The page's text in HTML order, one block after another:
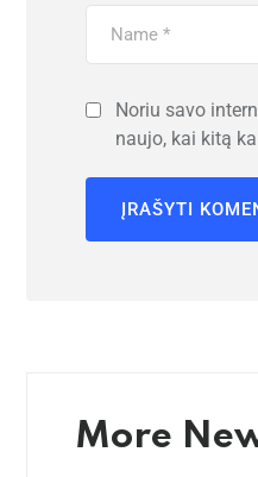
Noriu savo
naujo, kai kitą
More